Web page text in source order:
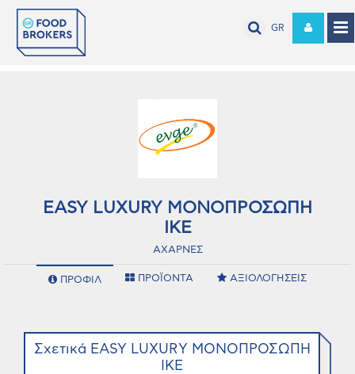
GR
EASY LUXURY ΜΟΝΟΠΡΟΣΩΠΗ
ΙΚΕ
ΑΧΑΡΝΕΣ
ΠΡΟΦΙΛ ΠΡΟΪΟΝΤΑ ΑΞΙΟΛΟΓΗΣΕΙΣ
Σχετικά EASY LUXURY ΜΟΝΟΠΡΟΣΩΠΗ
ΙΚΕ